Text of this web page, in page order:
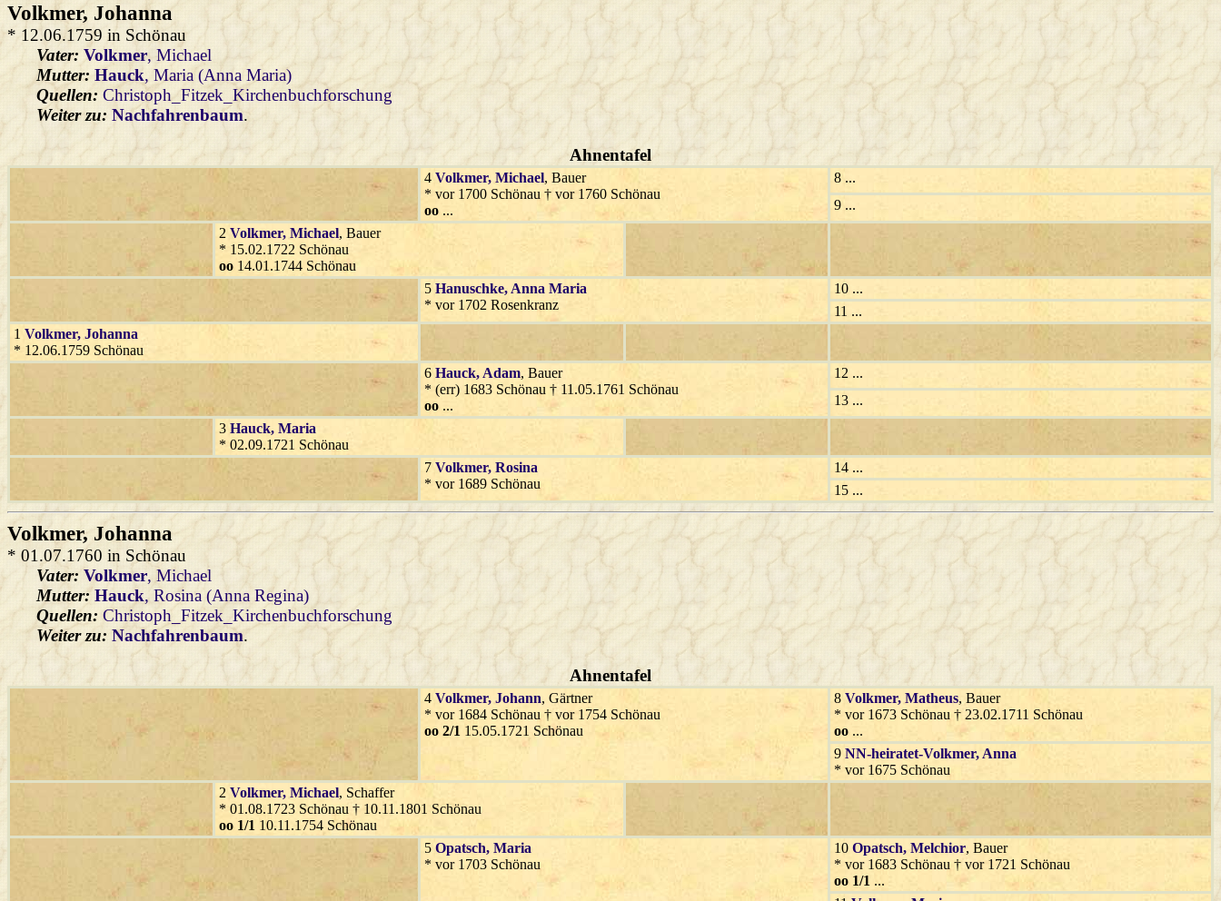
Volkmer, Johanna
* 12.06.1759 in Schönau
Vater: Volkmer, Michael
Mutter: Hauck, Maria (Anna Maria)
Quellen: Christoph_Fitzek_Kirchenbuchforschung
Weiter zu: Nachfahrenbaum.
Ahnentafel
4 Volkmer, Michael, Bauer
* vor 1700 Schönau † vor 1760 Schönau
oo ...
8 ...
9 ...
2 Volkmer, Michael, Bauer
* 15.02.1722 Schönau
oo 14.01.1744 Schönau
5 Hanuschke, Anna Maria
* vor 1702 Rosenkranz
10 ...
11 ...
1 Volkmer, Johanna
* 12.06.1759 Schönau
6 Hauck, Adam, Bauer
* (err) 1683 Schönau † 11.05.1761 Schönau
oo ...
12 ...
13 ...
3 Hauck, Maria
* 02.09.1721 Schönau
7 Volkmer, Rosina
* vor 1689 Schönau
14 ...
15 ...
Volkmer, Johanna
* 01.07.1760 in Schönau
Vater: Volkmer, Michael
Mutter:Hauck, Rosina (Anna Regina)
Quellen: Christoph_Fitzek_Kirchenbuchforschung
Weiter zu: Nachfahrenbaum.
Ahnentafel
4 Volkmer, Johann, Gärtner
* vor 1684 Schönau † vor 1754 Schönau
oo 2/1 15.05.1721 Schönau
8 Volkmer, Matheus, Bauer
* vor 1673 Schönau † 23.02.1711 Schönau
oo ...
9 NN-heiratet-Volkmer, Anna
* vor 1675 Schönau
2 Volkmer, Michael, Schaffer
* 01.08.1723 Schönau † 10.11.1801 Schönau
oo 1/1 10.11.1754 Schönau
5 Opatsch, Maria
* vor 1703 Schönau
10 Opatsch, Melchior, Bauer
* vor 1683 Schönau † vor 1721 Schönau
oo 1/1 ...